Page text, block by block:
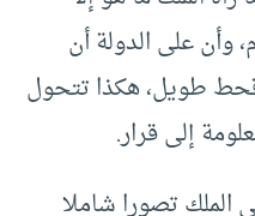
وأن على الدولة أن
طويل، هكذا تتحول
إلى قرار.
الملك تصورا شاملا